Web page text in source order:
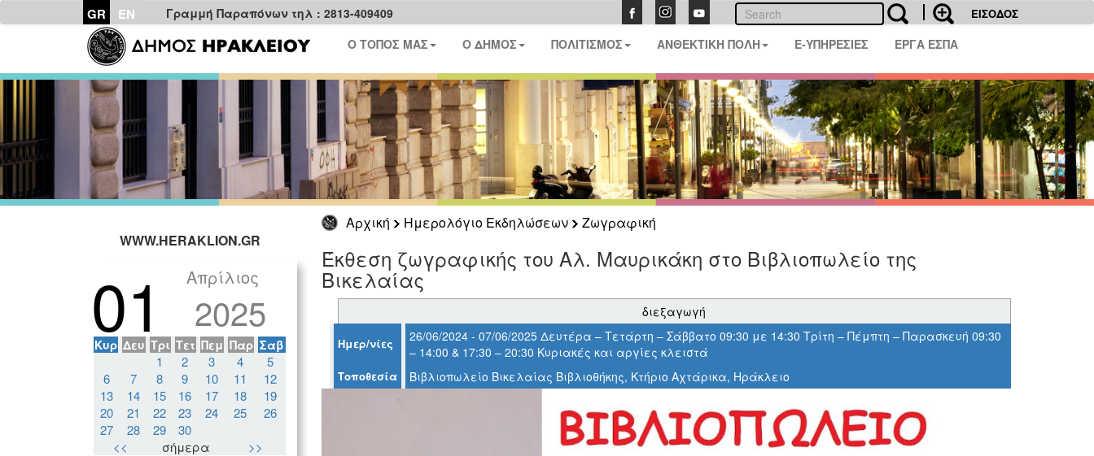
GR EN Γραμμή Παραπόνων τηλ : 2813-409409 ΕΙΣΟΔΟΣ
Ο ΤΟΠΟΣ ΜΑΣ Ο ΔΗΜΟΣ ΠΟΛΙΤΙΣΜΟΣ ΑΝΘΕΚΤΙΚΗ ΠΟΛΗ E-ΥΠΗΡΕΣΙΕΣ ΕΡΓΑ ΕΣΠΑ
Αρχική Ημερολόγιο Εκδηλώσεων
Ζωγραφική
WWW.HERAKLION.GR
01 Απρίλιος
2025
Κυρ Δευ Τρι Τετ Πεμ Παρ Σαβ
1 2 3 4
5
6
7 8 9 10 11
12
13
14 15 16 17 18
19
20
21 22 23 24 25
26
27
28 29
30
<<
σήμερα >>
Έκθεση ζωγραφικής του Αλ. Μαυρικάκη στο Βιβλιοπωλείο της
Βικελαίας
διεξαγωγή
Ημερ/νίες
26/06/2024 - 07/06/2025 Δευτέρα – Τετάρτη – Σάββατο 09:30 με 14:30 Τρίτη – Πέμπτη – Παρασκευή 09:30
– 14:00 & 17:30 – 20:30 Κυριακές και αργίες κλειστά
Τοποθεσία Βιβλιοπωλείο Βικελαίας Βιβλιοθήκης, Κτήριο Αχτάρικα, Ηράκλειο